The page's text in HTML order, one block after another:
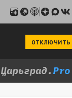
ОТКЛЮЧИТЬ